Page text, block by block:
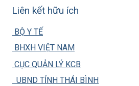
Liên kết hữu ích
BỘ Y TẾ
BHXH VIỆT NAM
CỤC QUẢN LÝ KCB
UBND TỈNH THÁI BÌNH